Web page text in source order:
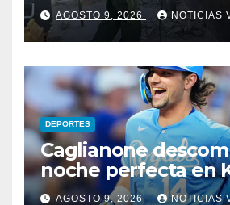
AGOSTO 9, 2026 NOTICIAS
DEPORTES
Caglianone
noche perfecta en
AGOSTO 9, 2026 NOTICIAS